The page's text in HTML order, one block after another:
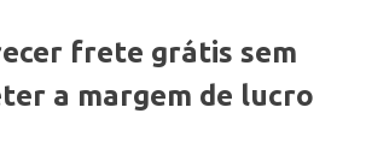
frete grátis sem
a margem de lucro